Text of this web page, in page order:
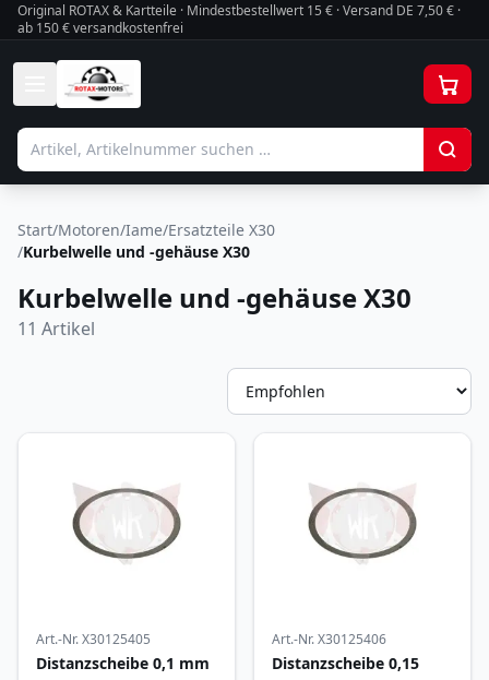
Original ROTAX & Kartteile · Mindestbestellwert 15 € · Versand DE 7,50 € ·
ab 150 € versandkostenfrei
Start/Motoren/Iame/Ersatzteile X30
/Kurbelwelle und -gehäuse X30
Kurbelwelle und -gehäuse X30
11 Artikel
Art.-Nr.X30125405
Distanzscheibe 0,1 mm
Art.-Nr.X30125406
Distanzscheibe 0,15